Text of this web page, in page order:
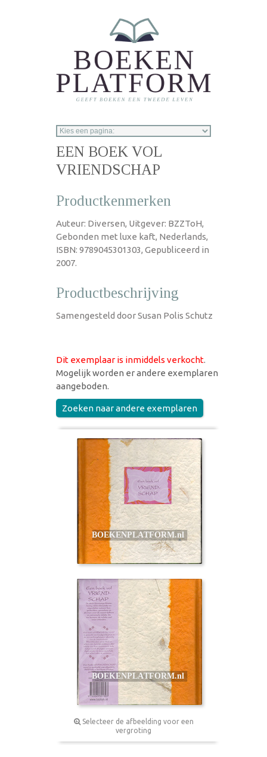
EEN BOEK VOL
VRIENDSCHAP
Productkenmerken
Auteur: Diversen, Uitgever: BZZToH,
Gebonden met luxe kaft, Nederlands,
ISBN: 9789045301303, Gepubliceerd in
2007.
Productbeschrijving
Samengesteld door Susan Polis Schutz
Dit exemplaar is inmiddels verkocht.
Mogelijk worden er andere exemplaren
aangeboden.
Zoeken naar andere exemplaren
Selecteer de afbeelding voor een
vergroting